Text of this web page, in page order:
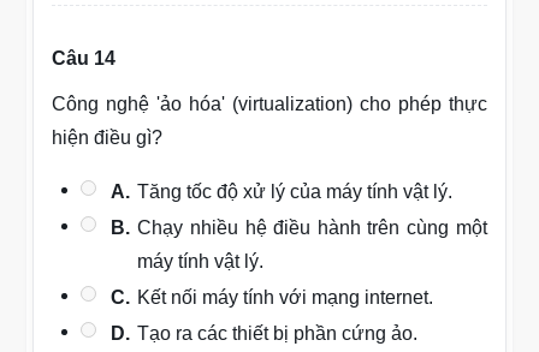
Câu 14
Công nghệ 'ảo hóa' (virtualization) cho phép thực
hiện điều gì?
A. Tăng tốc độ xử lý của máy tính vật lý.
B. Chạy nhiều hệ điều hành trên cùng một
máy tính vật lý.
C. Kết nối máy tính với mạng internet.
D. Tạo ra các thiết bị phần cứng ảo.